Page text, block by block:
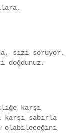
sizi soruyor.
karşı
karşı sabırla
olabileceğini